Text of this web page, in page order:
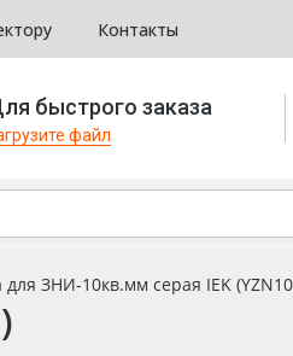
Контакты
быстрого заказа
файл
для ЗНИ-10кв.мм серая IEK